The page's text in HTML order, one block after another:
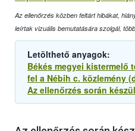
Az ellenőrzés közben feltárt hibákat,
leírtak vizuális bemutatására szolgál,
Letölthető anyagok:
Békés megyei kistermelő
fel a Nébih c. közlemény
Az ellenőrzés során